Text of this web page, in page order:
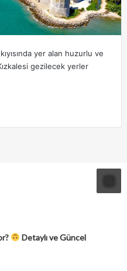
yer alan huzurlu ve
gezilecek yerler
Detaylı ve Güncel